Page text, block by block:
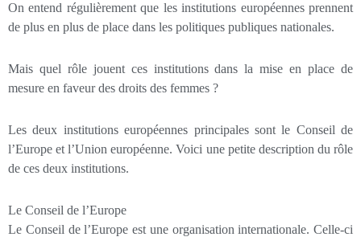
On entend régulièrement que les institutions européennes prennent
de plus en plus de place dans les politiques publiques nationales.
Mais quel rôle jouent ces institutions dans la mise en place de
mesure en faveur des droits des femmes ?
Les deux institutions européennes principales sont le Conseil de
l’Europe et l’Union européenne. Voici une petite description du rôle
de ces deux institutions.
Le Conseil de l’Europe
Le Conseil de l’Europe est une organisation internationale. Celle-ci